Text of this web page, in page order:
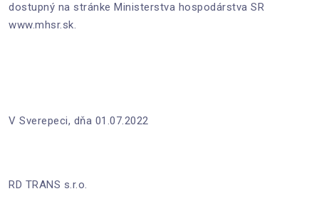
dostupný na stránke Ministerstva hospodárstva SR
www.mhsr.sk.
V Sverepeci, dňa 01.07.2022
RD TRANS s.r.o.